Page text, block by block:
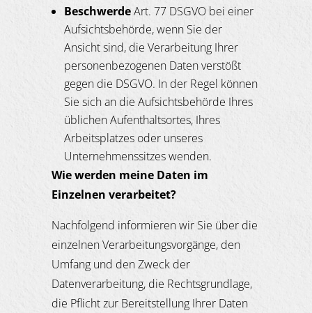
BeschwerdeArt. 77 DSGVO bei einer
Aufsichtsbehörde, wenn Sie der
Ansicht sind, die Verarbeitung Ihrer
personenbezogenen Daten verstößt
gegen die DSGVO. In der Regel können
Sie sich an die Aufsichtsbehörde Ihres
üblichen Aufenthaltsortes, Ihres
Arbeitsplatzes oder unseres
Unternehmenssitzes wenden.
Wie werden meine Daten im
Einzelnen verarbeitet?
Nachfolgend informieren wir Sie über die
einzelnen Verarbeitungsvorgänge, den
Umfang und den Zweck der
Datenverarbeitung, die Rechtsgrundlage,
die Pflicht zur Bereitstellung Ihrer Daten